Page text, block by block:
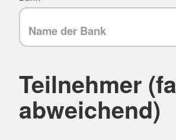
Teilnehmer
abweichend)